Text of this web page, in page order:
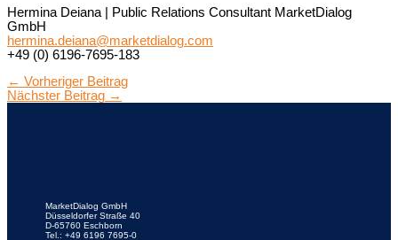
Hermina Deiana | Public Relations Consultant MarketDialog
GmbH
hermina.deiana@marketdialog.com
+49 (0) 6196-7695-183
← Vorheriger Beitrag
Nächster Beitrag →
MarketDialog GmbH
Düsseldorfer Straße 40
D-65760 Eschborn
Tel.: +49 6196 7695-0